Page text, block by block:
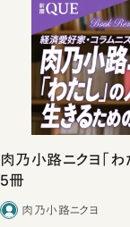
肉乃小路ニクヨ「わ
5冊
肉乃小路ニクヨ